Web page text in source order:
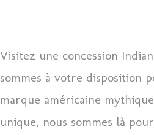
Visitez une concession
sommes à votre disposition
marque américaine
unique, nous sommes là